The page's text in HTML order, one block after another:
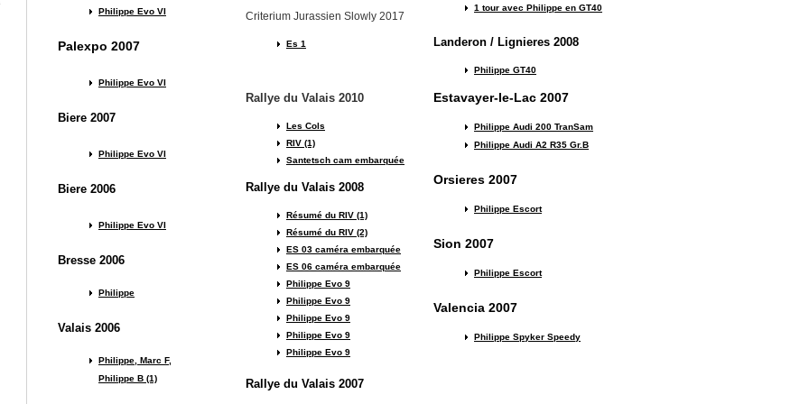
Philippe Evo VI
Palexpo 2007
Philippe Evo VI
Biere 2007
Philippe Evo VI
Biere 2006
Philippe Evo VI
Bresse 2006
Philippe
Valais 2006
Philippe, Marc F,
Philippe B (1)
Criterium Jurassien Slowly 2017
Es 1
Rallye du Valais 2010
Les Cols
RIV (1)
Santetsch cam embarquée
Rallye du Valais 2008
Résumé du RIV (1)
Résumé du RIV (2)
ES 03 caméra embarquée
ES 06 caméra embarquée
Philippe Evo 9
Philippe Evo 9
Philippe Evo 9
Philippe Evo 9
Philippe Evo 9
Rallye du Valais 2007
1 tour avec Philippe en GT40
Landeron / Lignieres 2008
Philippe GT40
Estavayer-le-Lac 2007
Philippe Audi 200 TranSam
Philippe Audi A2 R35 Gr.B
Orsieres 2007
Philippe Escort
Sion 2007
Philippe Escort
Valencia 2007
Philippe Spyker Speedy